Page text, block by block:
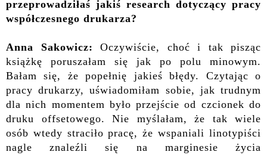
przeprowadziłaś jakiś research dotyczący pracy
współczesnego drukarza?
Anna Sakowicz: Oczywiście, choć i tak pisząc
książkę poruszałam się jak po polu minowym.
Bałam się, że popełnię jakieś błędy. Czytając o
pracy drukarzy, uświadomiłam sobie, jak trudnym
dla nich momentem było przejście od czcionek do
druku offsetowego. Nie myślałam, że tak wiele
osób wtedy straciło pracę, że wspaniali linotypiści
nagle znaleźli się na marginesie życia